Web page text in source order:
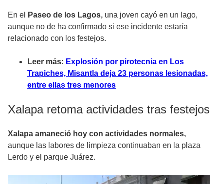
En el Paseo de los Lagos, una joven cayó en un lago,
aunque no de ha confirmado si ese incidente estaría
relacionado con los festejos.
Leer más: Explosión por pirotecnia en Los
Trapiches, Misantla deja 23 personas lesionadas,
entre ellas tres menores
Xalapa retoma actividades tras festejos
Xalapa amaneció hoy con actividades normales,
aunque las labores de limpieza continuaban en la plaza
Lerdo y el parque Juárez.